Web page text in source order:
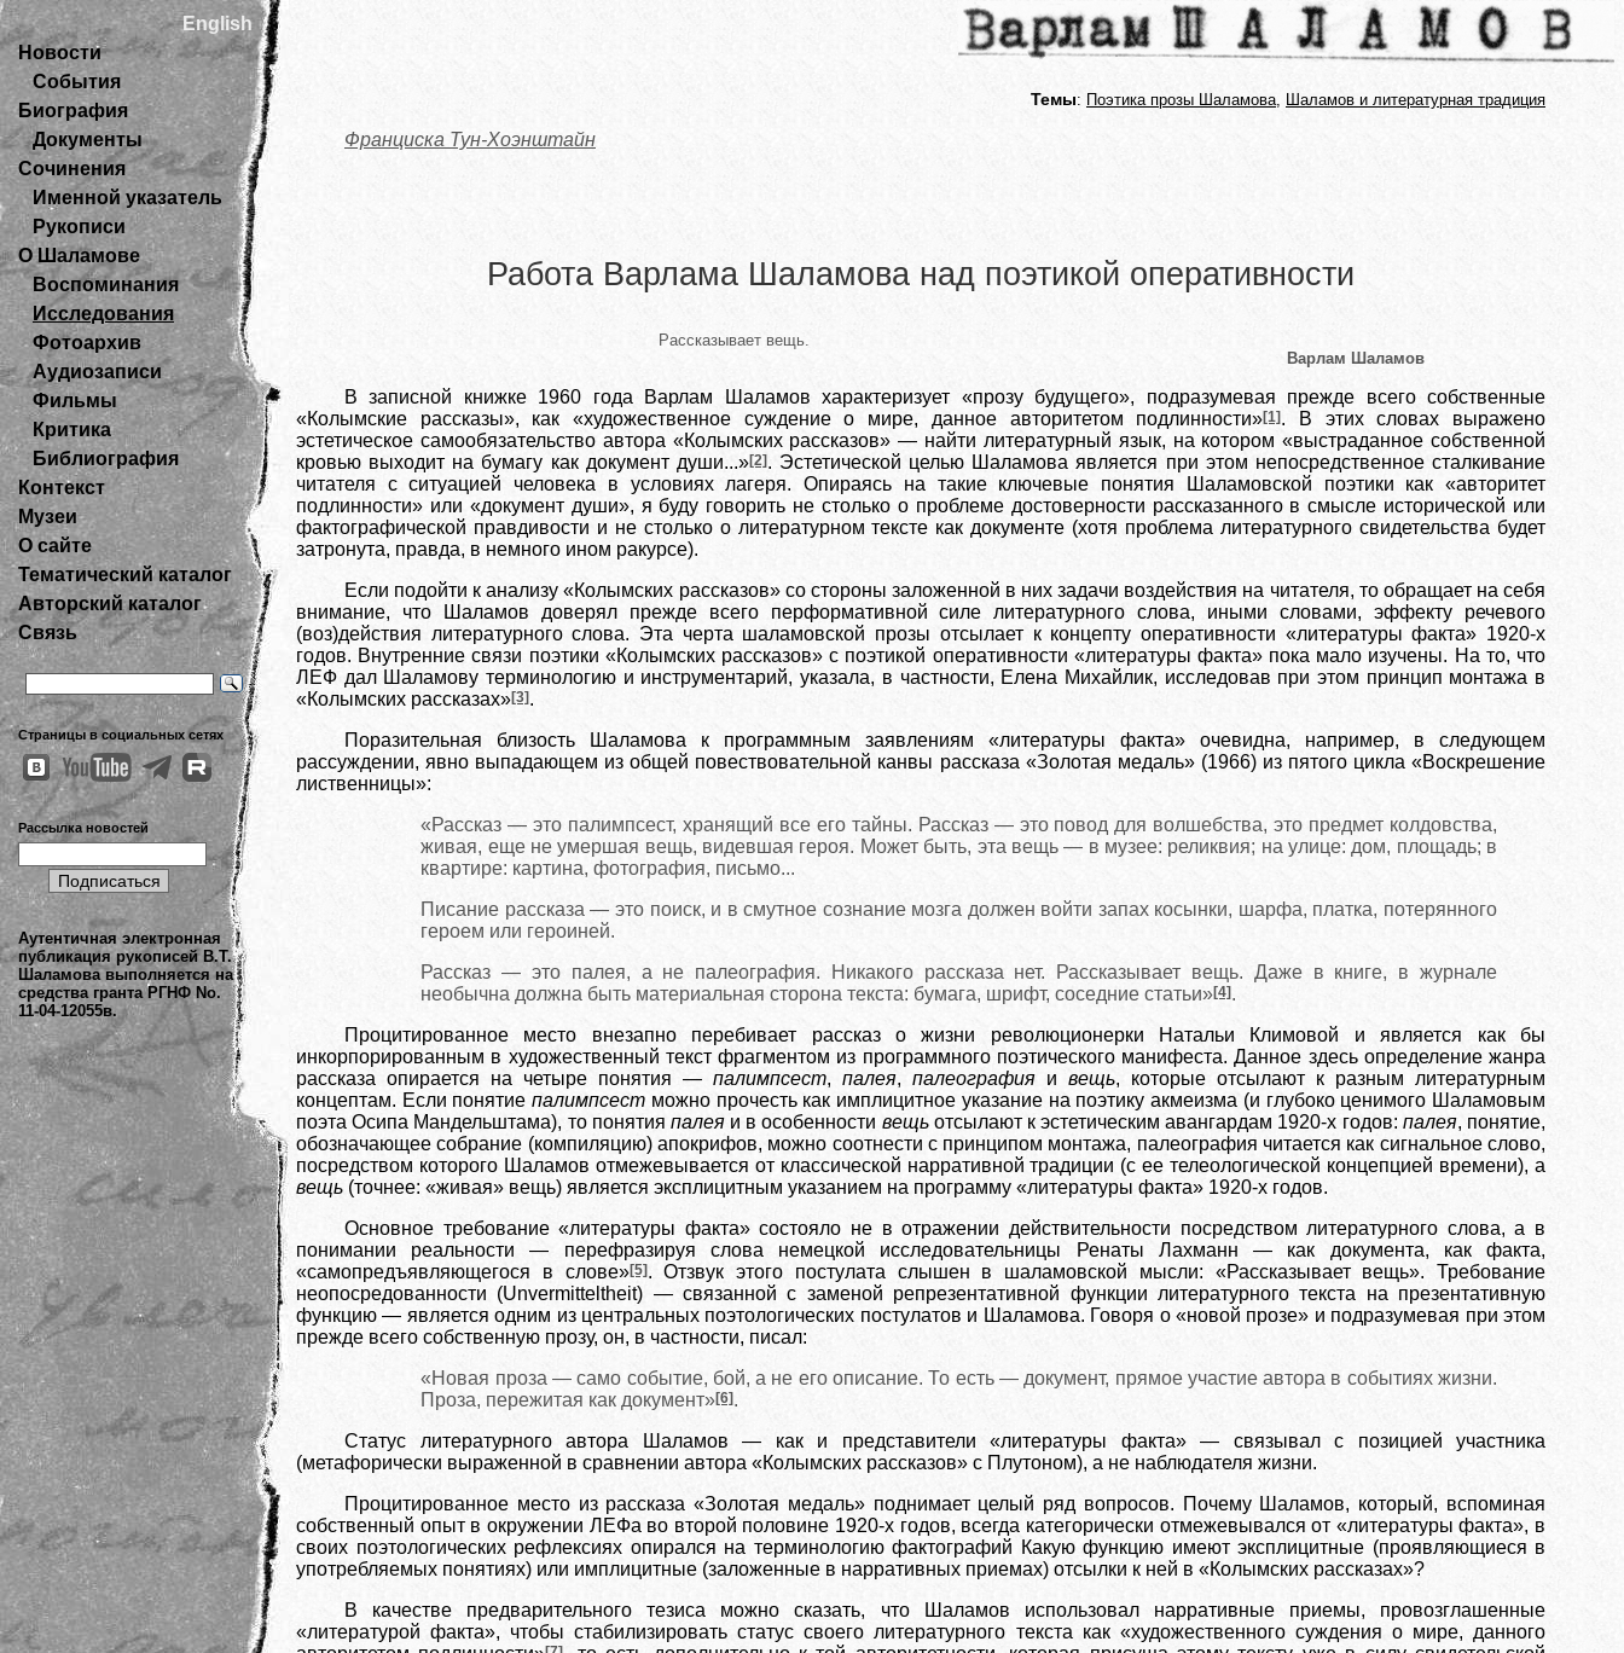
English
Новости
События
Биография
Документы
Сочинения
Именной указатель
Рукописи
О Шаламове
Воспоминания
Исследования
Фотоархив
Аудиозаписи
Фильмы
Критика
Библиография
Контекст
Музеи
О сайте
Тематический каталог
Авторский каталог
Связь
Страницы в социальных сетях
Рассылка новостей
Аутентичная электронная
публикация рукописей В.Т.
Шаламова выполняется на
средства гранта РГНФ No.
11-04-12055в.
Темы: Поэтика прозы Шаламова, Шаламов и литературная традиция
Франциска Тун-Хоэнштайн
Работа Варлама Шаламова над поэтикой оперативности
Рассказывает вещь.
Варлам Шаламов
В записной книжке 1960 года Варлам Шаламов характеризует «прозу будущего», подразумевая прежде всего собственные
«Колымские рассказы», как «художественное суждение о мире, данное авторитетом подлинности»[1] . В этих словах выражено
эстетическое самообязательство автора «Колымских рассказов» — найти литературный язык, на котором «выстраданное собственной
кровью выходит на бумагу как документ души...»[2] . Эстетической целью Шаламова является при этом непосредственное сталкивание
читателя с ситуацией человека в условиях лагеря. Опираясь на такие ключевые понятия Шаламовской поэтики как «авторитет
подлинности» или «документ души», я буду говорить не столько о проблеме достоверности рассказанного в смысле исторической или
фактографической правдивости и не столько о литературном тексте как документе (хотя проблема литературного свидетельства будет
затронута, правда, в немного ином ракурсе).
Если подойти к анализу «Колымских рассказов» со стороны заложенной в них задачи воздействия на читателя, то обращает на себя
внимание, что Шаламов доверял прежде всего перформативной силе литературного слова, иными словами, эффекту речевого
(воз)действия литературного слова. Эта черта шаламовской прозы отсылает к концепту оперативности «литературы факта» 1920-х
годов. Внутренние связи поэтики «Колымских рассказов» с поэтикой оперативности «литературы факта» пока мало изучены. На то, что
ЛЕФ дал Шаламову терминологию и инструментарий, указала, в частности, Елена Михайлик, исследовав при этом принцип монтажа в
«Колымских рассказах»[3] .
Поразительная близость Шаламова к программным заявлениям «литературы факта» очевидна, например, в следующем
рассуждении, явно выпадающем из общей повествовательной канвы рассказа «Золотая медаль» (1966) из пятого цикла «Воскрешение
лиственницы»:
«Рассказ — это палимпсест, хранящий все его тайны. Рассказ — это повод для волшебства, это предмет колдовства,
живая, еще не умершая вещь, видевшая героя. Может быть, эта вещь — в музее: реликвия; на улице: дом, площадь; в
квартире: картина, фотография, письмо...
Писание рассказа — это поиск, и в смутное сознание мозга должен войти запах косынки, шарфа, платка, потерянного
героем или героиней.
Рассказ — это палея, а не палеография. Никакого рассказа нет. Рассказывает вещь. Даже в книге, в журнале
необычна должна быть материальная сторона текста: бумага, шрифт, соседние статьи»[4] .
Процитированное место внезапно перебивает рассказ о жизни революционерки Натальи Климовой и является как бы
инкорпорированным в художественный текст фрагментом из программного поэтического манифеста. Данное здесь определение жанра
рассказа опирается на четыре понятия — палимпсест, палея, палеография и вещь, которые отсылают к разным литературным
концептам. Если понятиепалимпсест можно прочесть как имплицитное указание на поэтику акмеизма (и глубоко ценимого Шаламовым
поэта Осипа Мандельштама), то понятия палеяи в особенности вещьотсылают к эстетическим авангардам 1920-х годов: палея, понятие,
обозначающее собрание (компиляцию) апокрифов, можно соотнести с принципом монтажа, палеография читается как сигнальное слово,
посредством которого Шаламов отмежевывается от классической нарративной традиции (с ее телеологической концепцией времени), а
вещь (точнее: «живая» вещь) является эксплицитным указанием на программу «литературы факта» 1920-х годов.
Основное требование «литературы факта» состояло не в отражении действительности посредством литературного слова, а в
понимании реальности — перефразируя слова немецкой исследовательницы Ренаты Лахманн — как документа, как факта,
«самопредъявляющегося в слове»[5] . Отзвук этого постулата слышен в шаламовской мысли: «Рассказывает вещь». Требование
неопосредованности (Unvermitteltheit) — связанной с заменой репрезентативной функции литературного текста на презентативную
функцию — является одним из центральных поэтологических постулатов и Шаламова. Говоря о «новой прозе» и подразумевая при этом
прежде всего собственную прозу, он, в частности, писал:
«Новая проза — само событие, бой, а не его описание. То есть — документ, прямое участие автора в событиях жизни.
Проза, пережитая как документ»[6] .
Статус литературного автора Шаламов — как и представители «литературы факта» — связывал с позицией участника
(метафорически выраженной в сравнении автора «Колымских рассказов» с Плутоном), а не наблюдателя жизни.
Процитированное место из рассказа «Золотая медаль» поднимает целый ряд вопросов. Почему Шаламов, который, вспоминая
собственный опыт в окружении ЛЕФа во второй половине 1920-х годов, всегда категорически отмежевывался от «литературы факта», в
своих поэтологических рефлексиях опирался на терминологию фактографий Какую функцию имеют эксплицитные (проявляющиеся в
употребляемых понятиях) или имплицитные (заложенные в нарративных приемах) отсылки к ней в «Колымских рассказах»?
В качестве предварительного тезиса можно сказать, что Шаламов использовал нарративные приемы, провозглашенные
«литературой факта», чтобы стабилизировать статус своего литературного текста как «художественного суждения о мире, данного